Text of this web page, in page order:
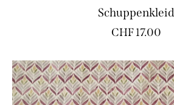
Schuppenkleid
CHF17.00